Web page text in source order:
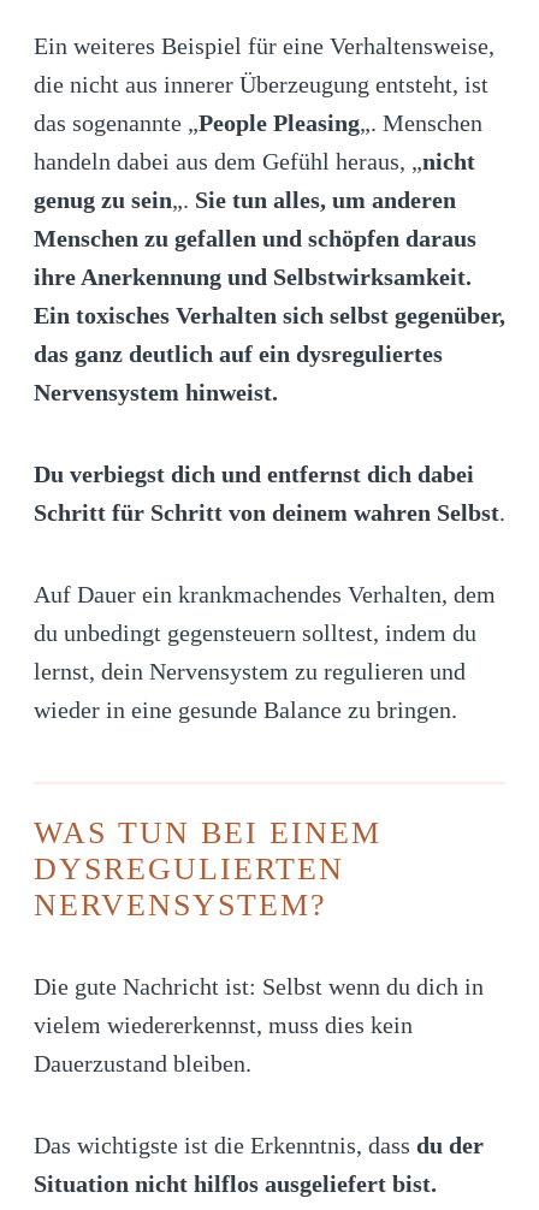
Ein weiteres Beispiel für eine Verhaltensweise,
die nicht aus innerer Überzeugung entsteht, ist
das sogenannte „People Pleasing„. Menschen
handeln dabei aus dem Gefühl heraus, „nicht
genug zu sein„. Sie tun alles, um anderen
Menschen zu gefallen und schöpfen daraus
ihre Anerkennung und Selbstwirksamkeit.
Ein toxisches Verhalten sich selbst gegenüber,
das ganz deutlich auf ein dysreguliertes
Nervensystem hinweist.
Du verbiegst dich und entfernst dich dabei
Schritt für Schritt von deinem wahren Selbst.
Auf Dauer ein krankmachendes Verhalten, dem
du unbedingt gegensteuern solltest, indem du
lernst, dein Nervensystem zu regulieren und
wieder in eine gesunde Balance zu bringen.
WAS TUN BEI EINEM
DYSREGULIERTEN
NERVENSYSTEM?
Die gute Nachricht ist: Selbst wenn du dich in
vielem wiedererkennst, muss dies kein
Dauerzustand bleiben.
Das wichtigste ist die Erkenntnis, dass du der
Situation nicht hilflos ausgeliefert bist.